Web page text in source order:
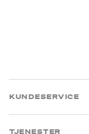
KUNDESERVICE
TJENESTER